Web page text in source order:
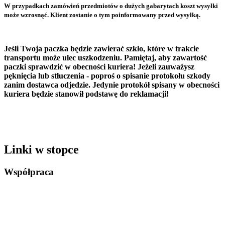
W przypadkach zamówień przedmiotów o dużych gabarytach koszt wysyłki
może wzrosnąć. Klient zostanie o tym poinformowany przed wysyłką.
Jeśli Twoja paczka będzie zawierać szkło, które w trakcie
transportu może ulec uszkodzeniu. Pamiętaj, aby zawartość
paczki sprawdzić w obecności kuriera! Jeżeli zauważysz
pęknięcia lub stłuczenia - poproś o spisanie protokołu szkody
zanim dostawca odjedzie. Jedynie protokół spisany w obecności
kuriera będzie stanowił podstawę do reklamacji!
Linki w stopce
Współpraca